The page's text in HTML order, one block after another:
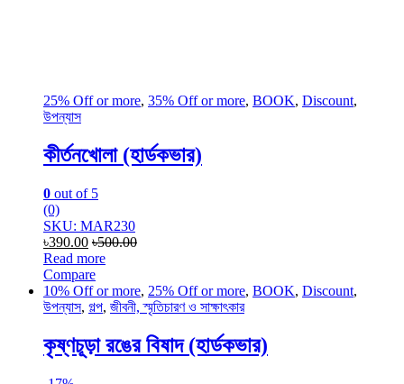
25% Off or more, 35% Off or more, BOOK, Discount,
উপন্যাস
কীর্তনখোলা (হার্ডকভার)
0 out of 5
(0)
SKU: MAR230
৳390.00 ৳500.00
Read more
Compare
10% Off or more, 25% Off or more, BOOK, Discount,
উপন্যাস, গল্প, জীবনী, স্মৃতিচারণ ও সাক্ষাৎকার
কৃষ্ণচূড়া রঙের বিষাদ (হার্ডকভার)